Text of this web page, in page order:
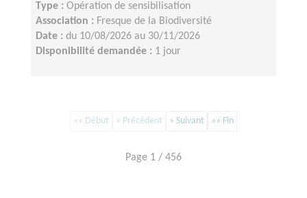
Type : Opération de sensibilisation
Association : Fresque de la Biodiversité
Date : du 10/08/2026 au 30/11/2026
Disponibilité demandée : 1 jour
«« Début « Précédent » Suivant »» Fin
Page 1 / 456